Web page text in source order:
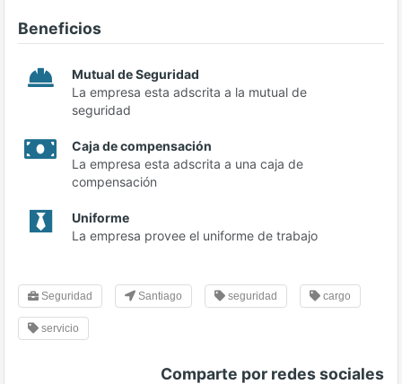
Beneficios
Mutual de Seguridad
La empresa esta adscrita a la mutual de
seguridad
Caja de compensación
La empresa esta adscrita a una caja de
compensación
Uniforme
La empresa provee el uniforme de trabajo
Seguridad Santiago seguridad cargo
servicio
Comparte por redes sociales